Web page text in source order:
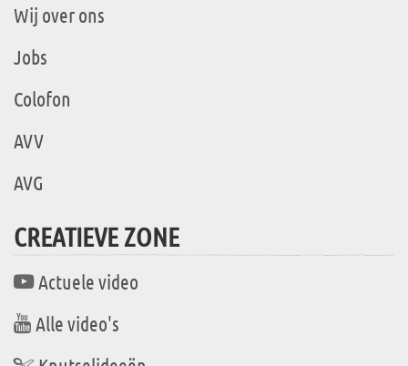
Wij over ons
Jobs
Colofon
AVV
AVG
CREATIEVE ZONE
Actuele video
Alle video's